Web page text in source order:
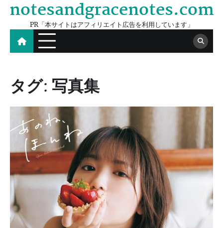
Skip
content
notesandgracenotes.com
PR「本サイトはアフィリエイト広告を利用しています」
タグ: 写真集